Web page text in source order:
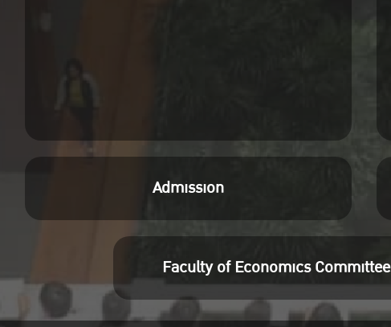
งานรัฐที่เกี่ยวข้อง เพื่อเป็นแนวทางในการ
พัฒนาการท่องเที่ยวลานกางเต็นท์ใน
การประยุกต์แนวคิดและทฤษฎีด้าน
โมเดลธุรกิจและการตลาด และได้ความรู้
และประสบการณ์จากผู้ที่ทำธุรกิจลานลาน
กางเต็นท์จริง เพื่อเรียนรู้ก่อนตัดสินใจ
Admission
Faculty of Economics Committee